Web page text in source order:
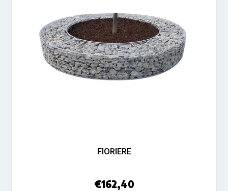
FIORIERE
€162,40